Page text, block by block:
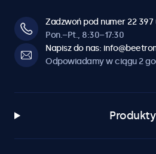
Zadzwoń pod numer 22 397
Pon.–Pt., 8:30–17:30
Napisz do nas:
Odpowiadamy w ciągu 2
Produkty